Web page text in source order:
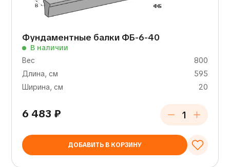
Фундаментные балки ФБ-6-40
В наличии
Вес
800
Длина, см
595
Ширина, см
20
6 483 ₽
ДОБАВИТЬ В КОРЗИНУ